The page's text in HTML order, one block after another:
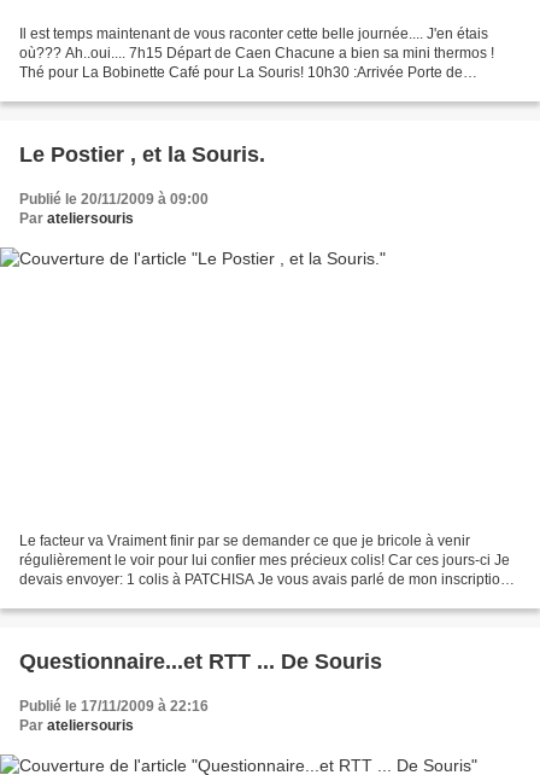
Il est temps maintenant de vous raconter cette belle journée.... J'en étais
où??? Ah..oui.... 7h15 Départ de Caen Chacune a bien sa mini thermos !
Thé pour La Bobinette Café pour La Souris! 10h30 :Arrivée Porte de
Le Postier , et la Souris.
Publié le 20/11/2009 à 09:00
Par ateliersouris
Le facteur va Vraiment finir par se demander ce que je bricole à venir
régulièrement le voir pour lui confier mes précieux colis! Car ces jours-ci Je
devais envoyer: 1 colis à PATCHISA Je vous avais parlé de mon inscription
Questionnaire...et RTT ... De Souris
Publié le 17/11/2009 à 22:16
Par ateliersouris